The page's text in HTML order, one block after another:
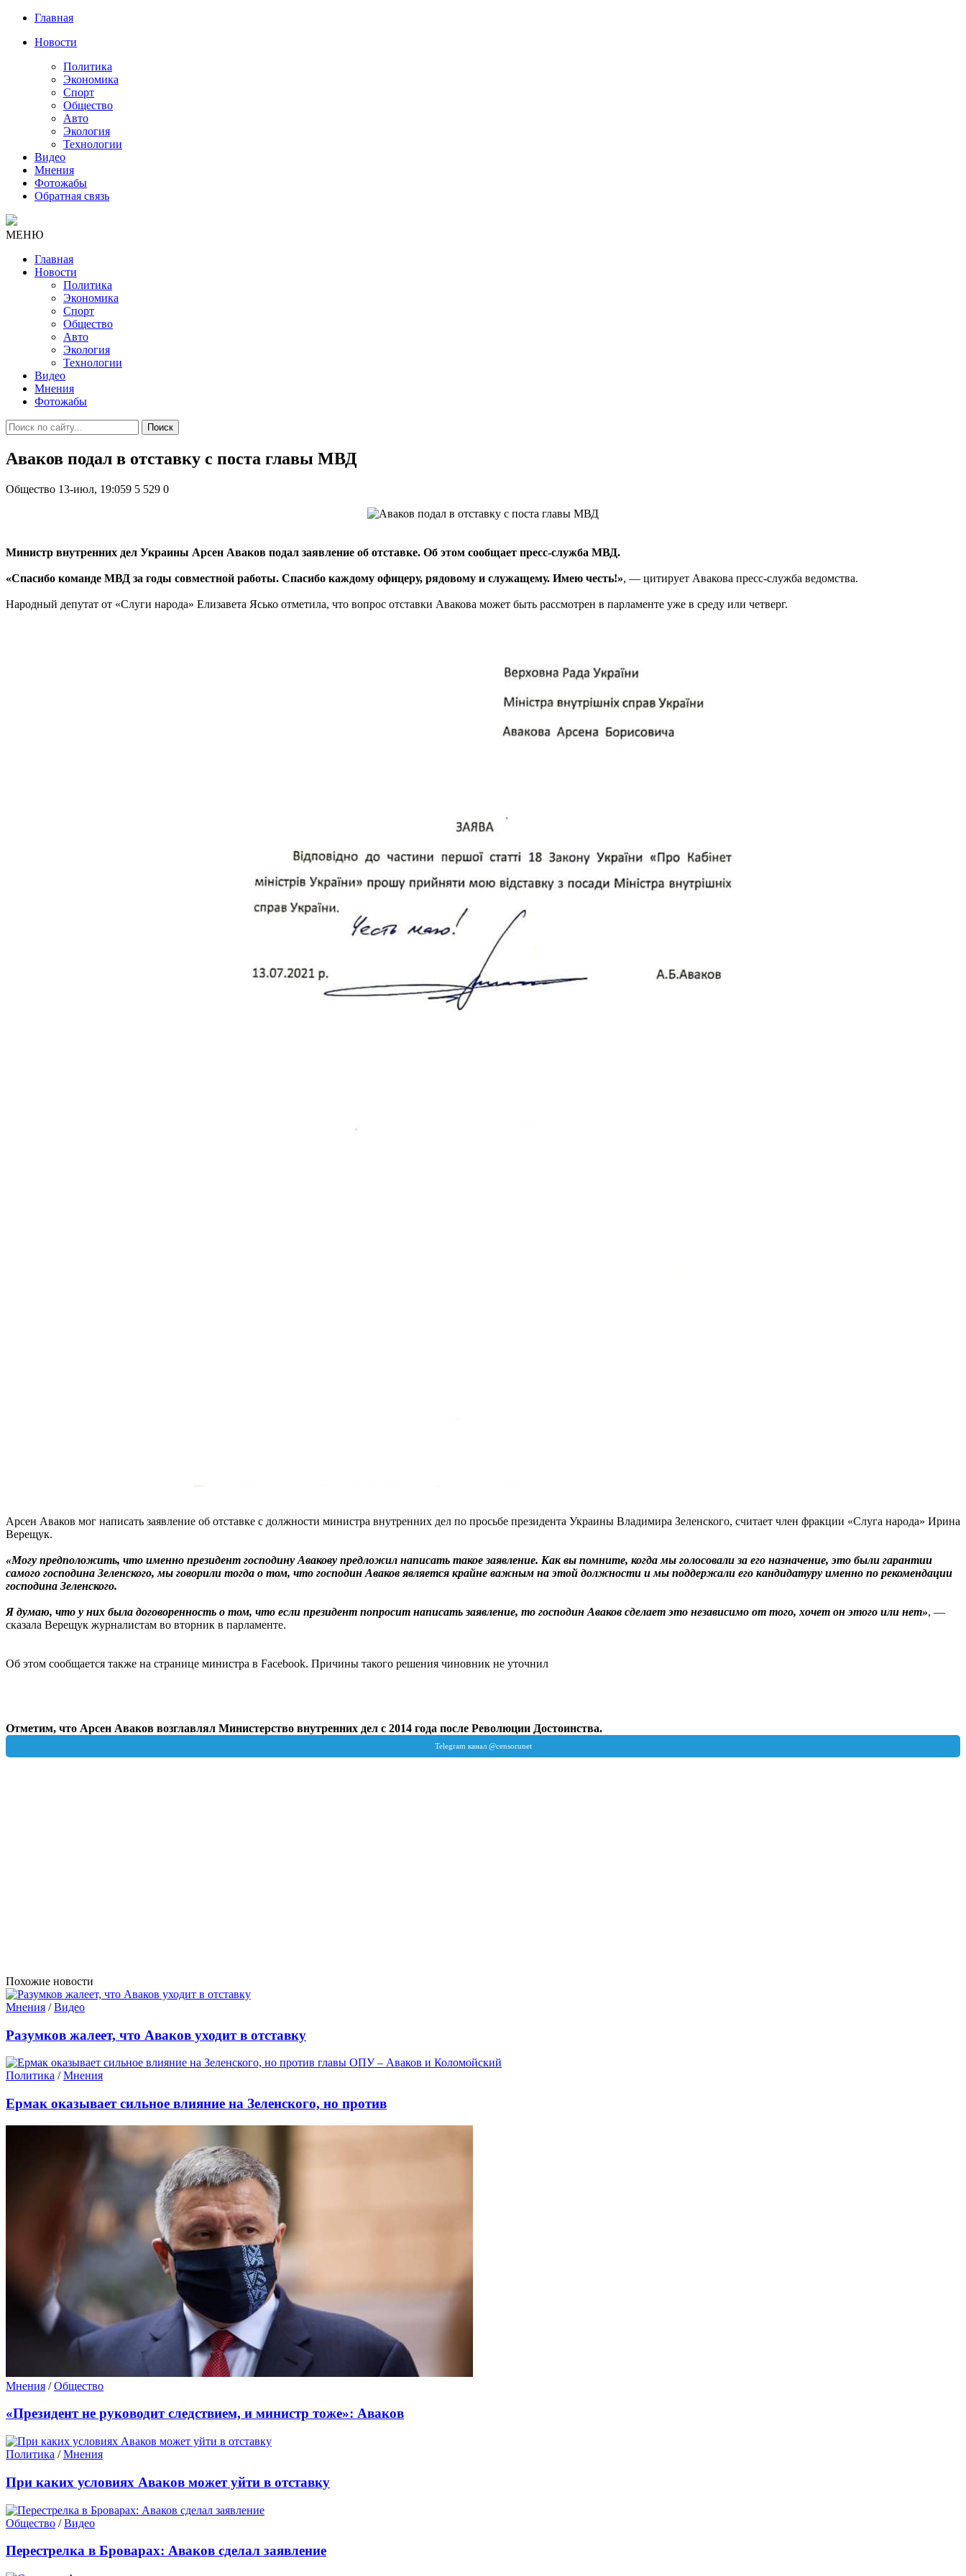
Главная
Новости
Политика
Экономика
Спорт
Общество
Авто
Экология
Технологии
Видео
Мнения
Фотожабы
Обратная связь
МЕНЮ
Главная
Новости
Политика
Экономика
Спорт
Общество
Авто
Экология
Технологии
Видео
Мнения
Фотожабы
Поиск
Аваков подал в отставку с поста главы МВД
Общество 13-июл, 19:059 5 529 0
Министр внутренних дел Украины Арсен Аваков подал заявление об отставке. Об этом сообщает пресс-служба МВД.
«Спасибо команде МВД за годы совместной работы. Спасибо каждому офицеру, рядовому и служащему. Имею честь!», — цитирует Авакова пресс-служба ведомства.
Народный депутат от «Слуги народа» Елизавета Ясько отметила, что вопрос отставки Авакова может быть рассмотрен в парламенте уже в среду или четверг.
Арсен Аваков мог написать заявление об отставке с должности министра внутренних дел по просьбе президента Украины Владимира Зеленского, считает член фракции «Слуга народа» Ирина
Верещук.
«Могу предположить, что именно президент господину Авакову предложил написать такое заявление. Как вы помните, когда мы голосовали за его назначение, это были гарантии
самого господина Зеленского, мы говорили тогда о том, что господин Аваков является крайне важным на этой должности и мы поддержали его кандидатуру именно по рекомендации
господина Зеленского.
Я думаю, что у них была договоренность о том, что если президент попросит написать заявление, то господин Аваков сделает это независимо от того, хочет он этого или нет», —
сказала Верещук журналистам во вторник в парламенте.
Об этом сообщается также на странице министра в Facebook. Причины такого решения чиновник не уточнил
Отметим, что Арсен Аваков возглавлял Министерство внутренних дел с 2014 года после Революции Достоинства.
Похожие новости
Мнения /Видео
Разумков жалеет, что Аваков уходит в отставку
Политика /Мнения
Ермак оказывает сильное влияние на Зеленского, но против
Мнения /Общество
«Президент не руководит следствием, и министр тоже»: Аваков
Политика /Мнения
При каких условиях Аваков может уйти в отставку
Общество /Видео
Перестрелка в Броварах: Аваков сделал заявление